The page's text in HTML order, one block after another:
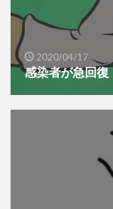
2020/04/17
感染者が急回